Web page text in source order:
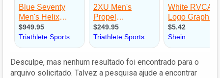
Desculpe, mas nenhum resultado foi encontrado para o
arquivo solicitado. Talvez a pesquisa ajude a encontrar